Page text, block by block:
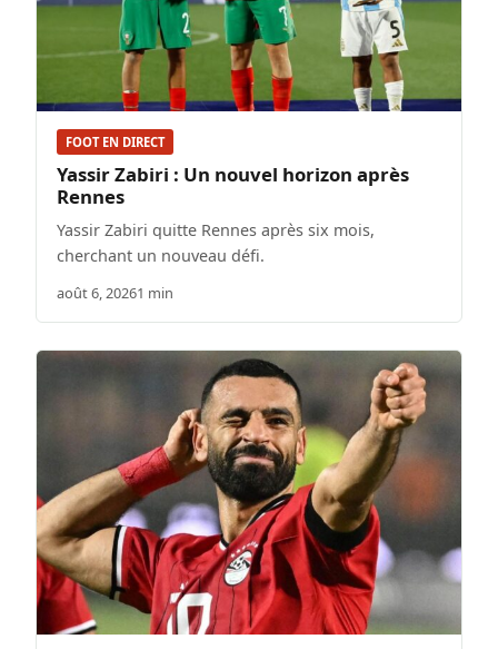
FOOT EN DIRECT
Yassir Zabiri : Un nouvel horizon après
Rennes
Yassir Zabiri quitte Rennes après six mois,
cherchant un nouveau défi.
août 6, 20261 min